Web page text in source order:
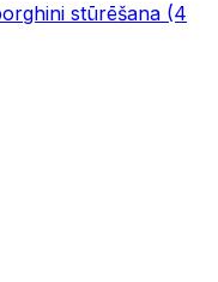
stūrēšana (4